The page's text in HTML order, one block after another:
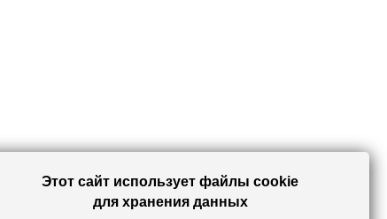
Этот сайт использует файлы cookie
для хранения данных